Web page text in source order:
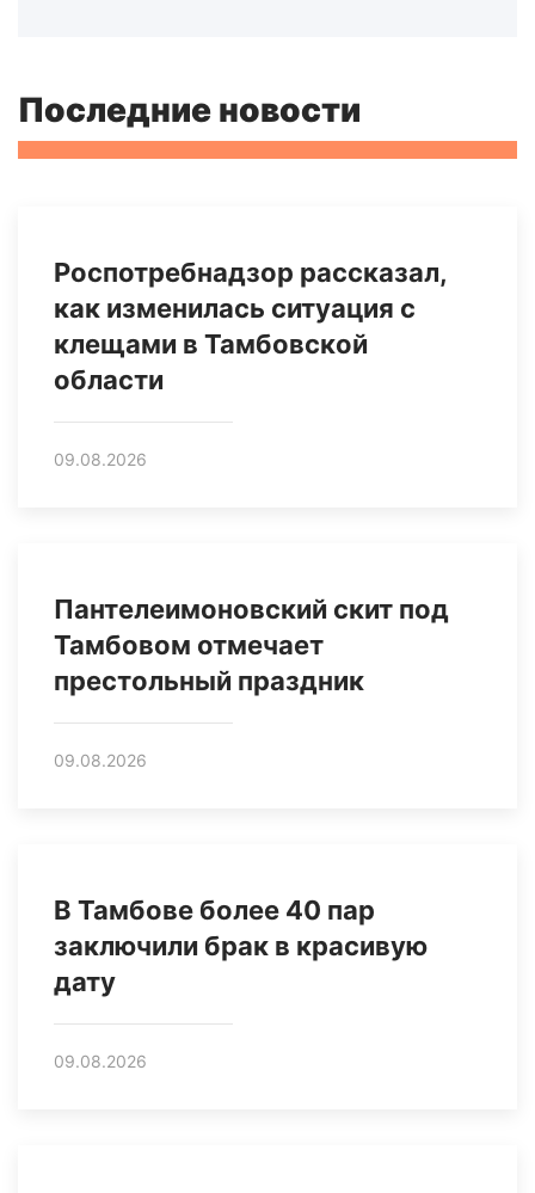
Последние новости
Роспотребнадзор рассказал,
как изменилась ситуация с
клещами в Тамбовской
области
09.08.2026
Пантелеимоновский скит под
Тамбовом отмечает
престольный праздник
09.08.2026
В Тамбове более 40 пар
заключили брак в красивую
дату
09.08.2026